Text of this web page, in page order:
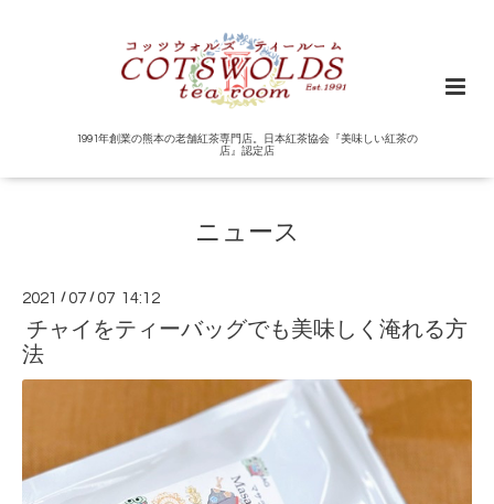
1991年創業の熊本の老舗紅茶専門店。日本紅茶協会『美味しい紅茶の
店』認定店
ニュース
2021 /07 /07 14:12
チャイをティーバッグでも美味しく淹れる方
法